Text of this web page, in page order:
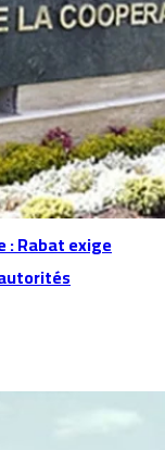
: Rabat exige